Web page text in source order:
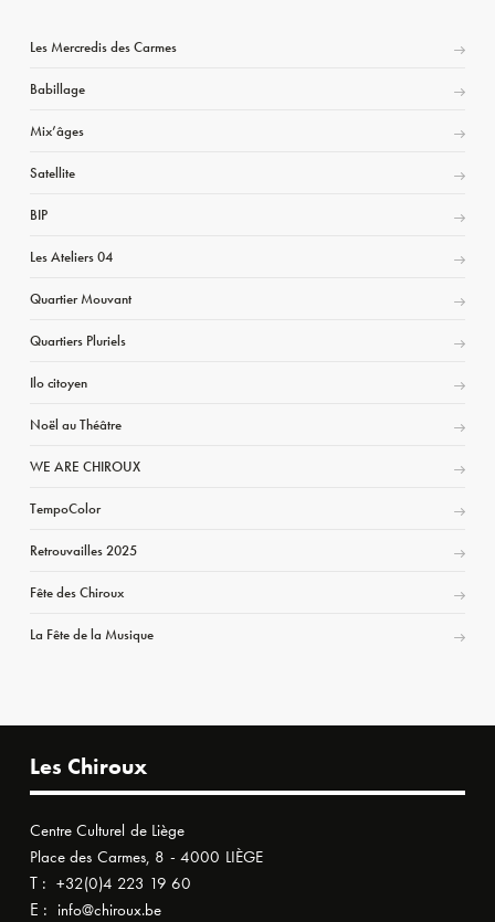
Les Mercredis des Carmes
Babillage
Mix’âges
Satellite
BIP
Les Ateliers 04
Quartier Mouvant
Quartiers Pluriels
Ilo citoyen
Noël au Théâtre
WE ARE CHIROUX
TempoColor
Retrouvailles 2025
Fête des Chiroux
La Fête de la Musique
Les Chiroux
Centre Culturel de Liège
Place des Carmes, 8 - 4000 LIÈGE
T : +32(0)4 223 19 60
E : info@chiroux.be